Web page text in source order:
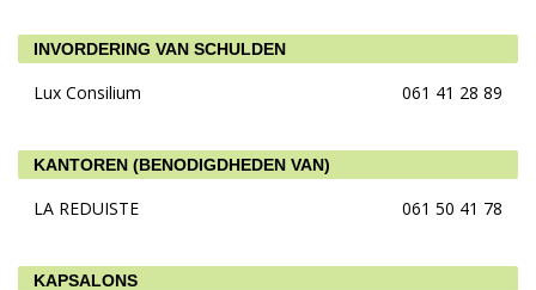
INVORDERING VAN SCHULDEN
Lux Consilium 061 41 28 89
KANTOREN (BENODIGDHEDEN VAN)
LA REDUISTE 061 50 41 78
KAPSALONS